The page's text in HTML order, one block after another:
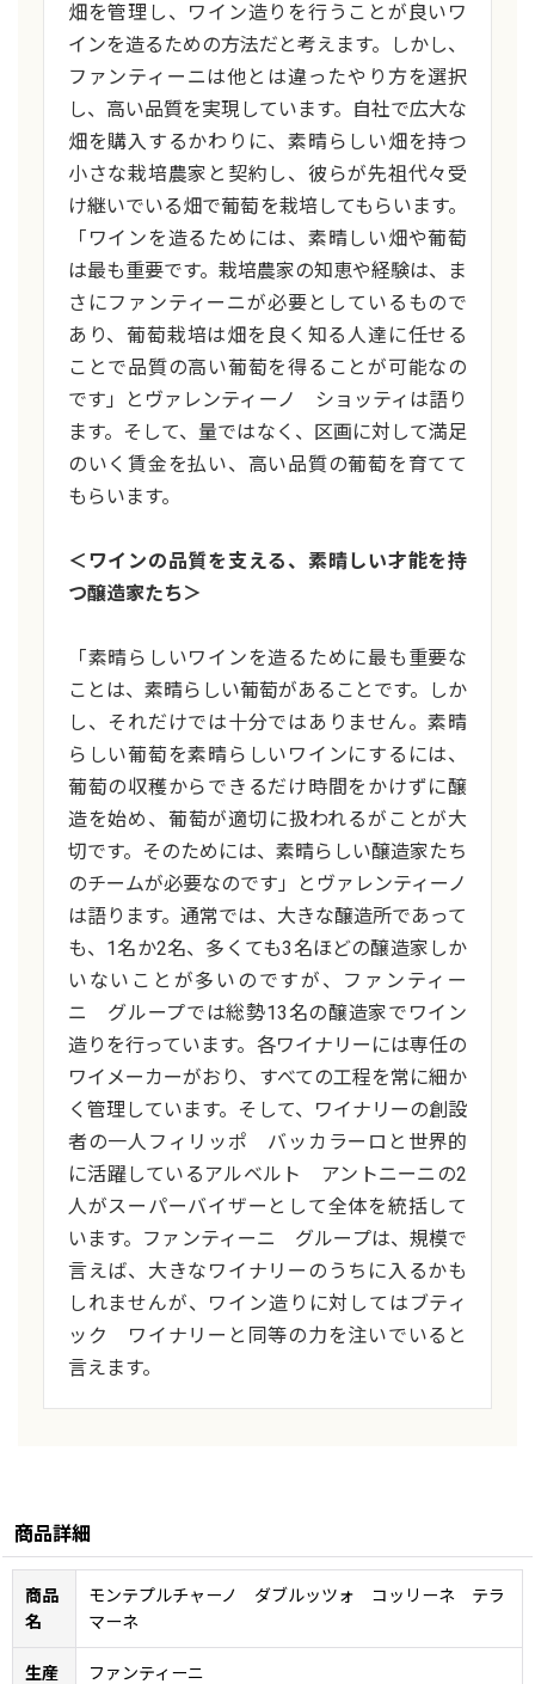
畑を管理し、ワイン造りを行うことが良いワ
インを造るための方法だと考えます。しかし、
ファンティーニは他とは違ったやり方を選択
し、高い品質を実現しています。自社で広大な
畑を購入するかわりに、素晴らしい畑を持つ
小さな栽培農家と契約し、彼らが先祖代々受
け継いでいる畑で葡萄を栽培してもらいます。
「ワインを造るためには、素晴しい畑や葡萄
は最も重要です。栽培農家の知恵や経験は、ま
さにファンティーニが必要としているもので
あり、葡萄栽培は畑を良く知る人達に任せる
ことで品質の高い葡萄を得ることが可能なの
です」とヴァレンティーノ ショッティは語り
ます。そして、量ではなく、区画に対して満足
のいく賃金を払い、高い品質の葡萄を育てて
もらいます。
＜ワインの品質を支える、素晴しい才能を持
つ醸造家たち＞
「素晴らしいワインを造るために最も重要な
ことは、素晴らしい葡萄があることです。しか
し、それだけでは十分ではありません。素晴
らしい葡萄を素晴らしいワインにするには、
葡萄の収穫からできるだけ時間をかけずに醸
造を始め、葡萄が適切に扱われるがことが大
切です。そのためには、素晴らしい醸造家たち
のチームが必要なのです」とヴァレンティーノ
は語ります。通常では、大きな醸造所であって
も、1名か2名、多くても3名ほどの醸造家しか
いないことが多いのですが、ファンティー
ニ グループでは総勢13名の醸造家でワイン
造りを行っています。各ワイナリーには専任の
ワイメーカーがおり、すべての工程を常に細か
く管理しています。そして、ワイナリーの創設
者の一人フィリッポ バッカラーロと世界的
に活躍しているアルベルト アントニーニの2
人がスーパーバイザーとして全体を統括して
います。ファンティーニ グループは、規模で
言えば、大きなワイナリーのうちに入るかも
しれませんが、ワイン造りに対してはブティ
ック ワイナリーと同等の力を注いでいると
言えます。
商品詳細
商品
名
モンテプルチャーノ ダブルッツォ コッリーネ テラ
マーネ
生産
ファンティーニ